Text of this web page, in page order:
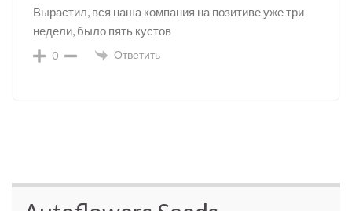
Вырастил, вся наша компания на позитиве уже три
недели, было пять кустов
0 Ответить